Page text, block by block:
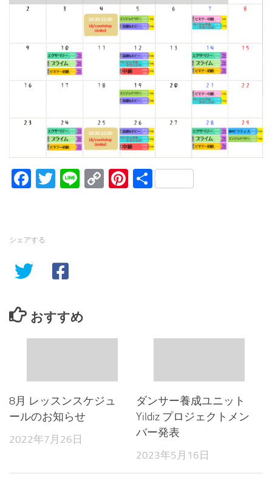
Facebook
Twitter
LineCopyPinterest
共
シェアする
おすすめ
8月 レッスンスケジュ
ールのお知らせ
2022年7月26日
ダンサー養成ユニット
Yildiz プロジェクトメン
バー発表
2023年5月16日